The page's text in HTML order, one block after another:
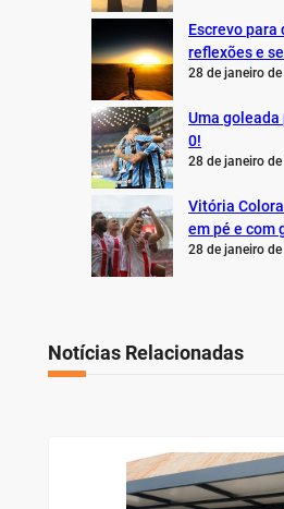
Escrevo para
reflexões e
28 de janeiro
Uma goleada
0!
28 de janeiro
Vitória
em pé e com
28 de janeiro
Notícias Relacionadas